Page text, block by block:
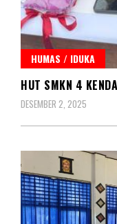
HUMAS / IDUKA
HUT SMKN 4
DESEMBER 2, 2025